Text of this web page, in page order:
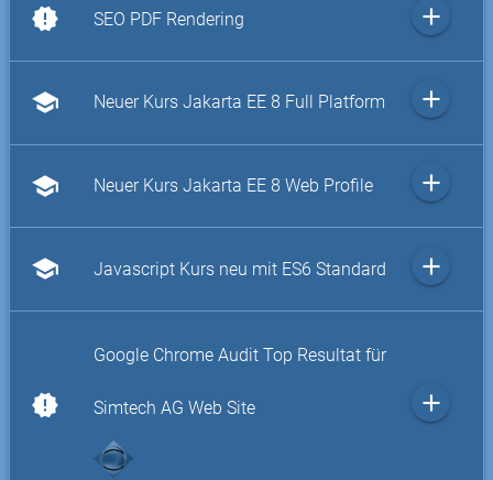
new_releases SEO PDF Rendering add
school Neuer Kurs Jakarta EE 8 Full Platform add
school Neuer Kurs Jakarta EE 8 Web Profile add
school Javascript Kurs neu mit ES6 Standard add
new_releases
Google Chrome Audit Top Resultat für
Simtech AG Web Site add